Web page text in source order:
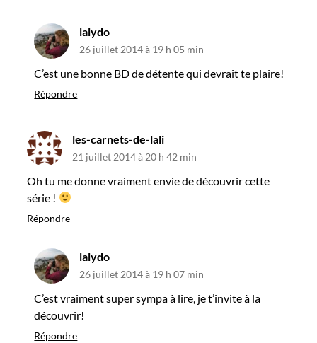
lalydo
26 juillet 2014 à 19 h 05 min
C’est une bonne BD de détente qui devrait te plaire!
Répondre
les-carnets-de-lali
21 juillet 2014 à 20 h 42 min
Oh tu me donne vraiment envie de découvrir cette
série !
Répondre
lalydo
26 juillet 2014 à 19 h 07 min
C’est vraiment super sympa à lire, je t’invite à la
découvrir!
Répondre